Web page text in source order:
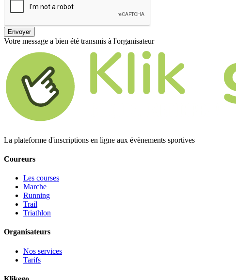
Envoyer
Votre message a bien été transmis à l'organisateur
La plateforme d'inscriptions en ligne aux évènements sportives
Coureurs
Les courses
Marche
Running
Trail
Triathlon
Organisateurs
Nos services
Tarifs